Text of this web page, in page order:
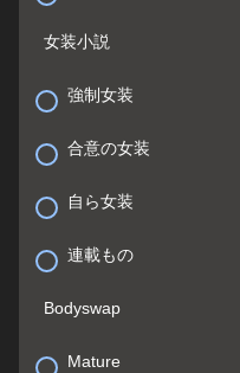
女装小説
強制女装
合意の女装
自ら女装
連載もの
Bodyswap
Mature